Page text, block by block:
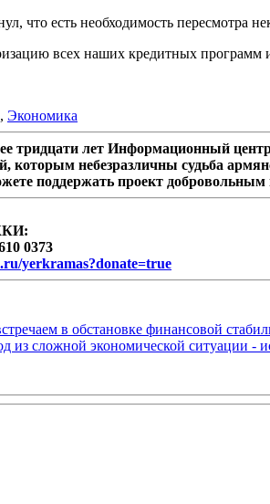
что есть необходимость пересмотра
всех наших кредитных программ и
, Экономика
тридцати лет Информационный
которым небезразличны судьба
поддержать проект добровольным
0373
yerkramas?donate=true
в обстановке финансовой
из сложной экономической ситуации -